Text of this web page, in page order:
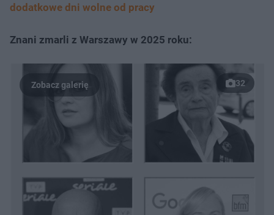
dodatkowe dni wolne od pracy
Znani zmarli z Warszawy w 2025 roku:
32